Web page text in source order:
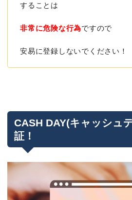
することは
非常に危険な行為ですので
安易に登録しないでください！
CASH DAY(キャッシュ
証！